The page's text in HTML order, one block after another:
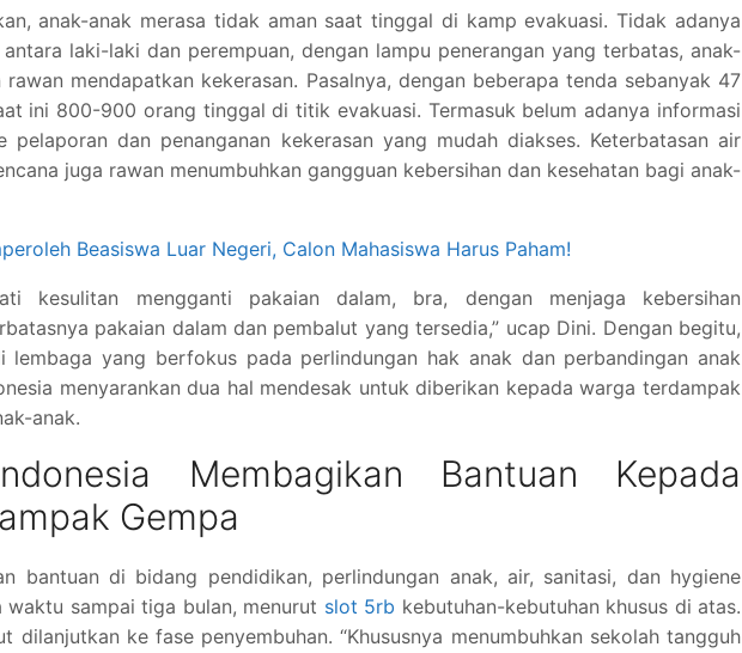
anak-anak merasa tidak aman saat tinggal di kamp evakuasi. Tidak adanya
laki-laki dan perempuan, dengan lampu penerangan yang terbatas, anak-
rawan mendapatkan kekerasan. Pasalnya, dengan beberapa tenda sebanyak 47
ini 800-900 orang tinggal di titik evakuasi. Termasuk belum adanya informasi
pelaporan dan penanganan kekerasan yang mudah diakses. Keterbatasan air
juga rawan menumbuhkan gangguan kebersihan dan kesehatan bagi anak-
Beasiswa Luar Negeri, Calon Mahasiswa Harus Paham!
kesulitan mengganti pakaian dalam, bra, dengan menjaga kebersihan
pakaian dalam dan pembalut yang tersedia,” ucap Dini. Dengan begitu,
lembaga yang berfokus pada perlindungan hak anak dan perbandingan anak
menyarankan dua hal mendesak untuk diberikan kepada warga terdampak
anak.
Membagikan Bantuan Kepada
Gempa
bantuan di bidang pendidikan, perlindungan anak, air, sanitasi, dan hygiene
waktu sampai tiga bulan, menurut slot 5rb kebutuhan-kebutuhan khusus di atas.
dilanjutkan ke fase penyembuhan. “Khususnya menumbuhkan sekolah tangguh